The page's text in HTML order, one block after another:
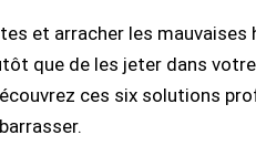
et arracher les mauvaises
que de les jeter dans
ces six solutions